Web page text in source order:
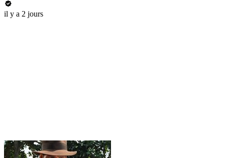
il y a 2 jours